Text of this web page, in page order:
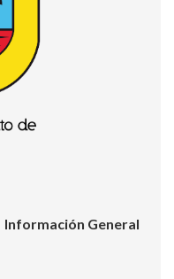
Información General